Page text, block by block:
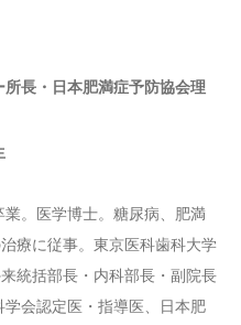
長・日本肥満症予防協会理
。医学博士。糖尿病、肥満
療に従事。東京医科歯科大学
統括部長・内科部長・副院長
会認定医・指導医、日本肥